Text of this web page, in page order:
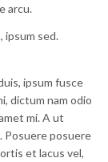
arcu.
ipsum sed.
ipsum fusce
dictum nam odio
mi. A ut
Posuere posuere
et lacus vel,